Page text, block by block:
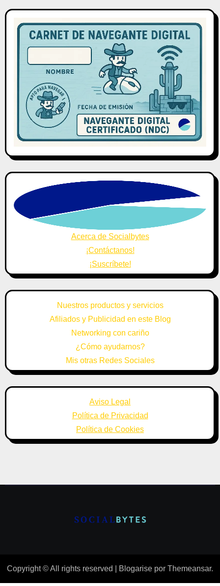
Acerca de Socialbytes
¡Contáctanos!
¡Suscríbete!
Nuestros productos y servicios
Afiliados y Publicidad en este Blog
Networking con cariño
¿Cómo ayudarnos?
Mis otras Redes Sociales
Aviso Legal
Política de Privacidad
Política de Cookies
Copyright © All rights reserved Blogarise por Themeansar.